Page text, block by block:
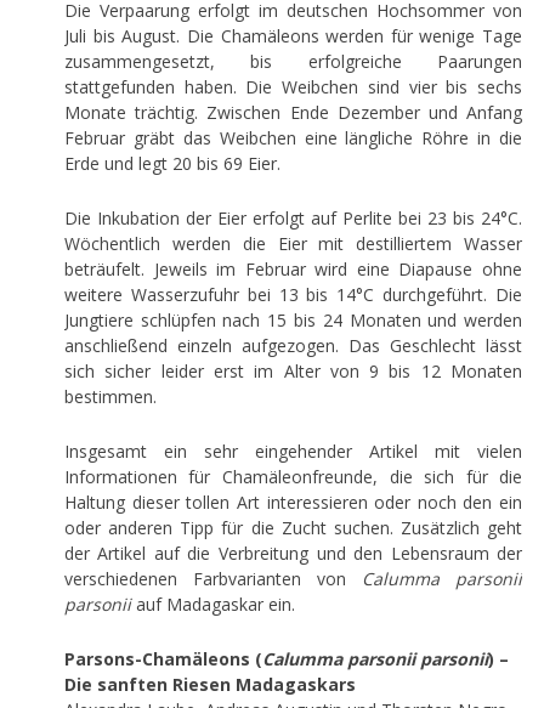
Die Verpaarung erfolgt im deutschen Hochsommer von
Juli bis August. Die Chamäleons werden für wenige Tage
zusammengesetzt, bis erfolgreiche Paarungen
stattgefunden haben. Die Weibchen sind vier bis sechs
Monate trächtig. Zwischen Ende Dezember und Anfang
Februar gräbt das Weibchen eine längliche Röhre in die
Erde und legt 20 bis 69 Eier.
Die Inkubation der Eier erfolgt auf Perlite bei 23 bis 24°C.
Wöchentlich werden die Eier mit destilliertem Wasser
beträufelt. Jeweils im Februar wird eine Diapause ohne
weitere Wasserzufuhr bei 13 bis 14°C durchgeführt. Die
Jungtiere schlüpfen nach 15 bis 24 Monaten und werden
anschließend einzeln aufgezogen. Das Geschlecht lässt
sich sicher leider erst im Alter von 9 bis 12 Monaten
bestimmen.
Insgesamt ein sehr eingehender Artikel mit vielen
Informationen für Chamäleonfreunde, die sich für die
Haltung dieser tollen Art interessieren oder noch den ein
oder anderen Tipp für die Zucht suchen. Zusätzlich geht
der Artikel auf die Verbreitung und den Lebensraum der
verschiedenen Farbvarianten von
Calumma parsonii
parsoniiauf Madagaskar ein.
Parsons-Chamäleons (Calumma parsonii parsonii) –
Die sanften Riesen Madagaskars